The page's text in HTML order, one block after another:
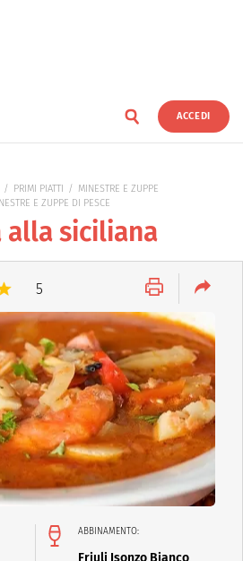
ACCEDI
PRIMI PIATTI
MINESTRE E ZUPPE
E ZUPPE DI PESCE
alla siciliana
5
ABBINAMENTO: